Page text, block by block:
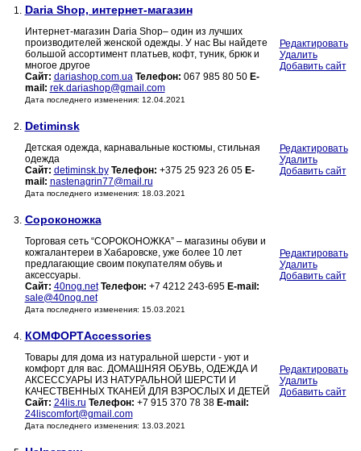
1. Daria Shop, интернет-магазин
Интернет-магазин Daria Shop– один из лучших
производителей женской одежды. У нас Вы найдете
большой ассортимент платьев, кофт, туник, брюк и
многое другое
Сайт: dariashop.com.ua Телефон: 067 985 80 50 E-
mail: rek.dariashop@gmail.com
Дата последнего изменения: 12.04.2021
Редактировать
Удалить
Добавить сайт
2. Detiminsk
Детская одежда, карнавальные костюмы, стильная
одежда
Сайт: detiminsk.by Телефон: +375 25 923 26 05 E-
mail: nastenagrin77@mail.ru
Дата последнего изменения: 18.03.2021
Редактировать
Удалить
Добавить сайт
3. Сороконожка
Торговая сеть “СОРОКОНОЖКА” – магазины обуви и
кожгалантереи в Хабаровске, уже более 10 лет
предлагающие своим покупателям обувь и
аксессуары.
Сайт: 40nog.net Телефон: +7 4212 243-695 E-mail:
sale@40nog.net
Дата последнего изменения: 15.03.2021
Редактировать
Удалить
Добавить сайт
4. КОМФОРТAccessories
Товары для дома из натуральной шерсти - уют и
комфорт для вас. ДОМАШНЯЯ ОБУВЬ, ОДЕЖДА И
АКСЕССУАРЫ ИЗ НАТУРАЛЬНОЙ ШЕРСТИ И
КАЧЕСТВЕННЫХ ТКАНЕЙ ДЛЯ ВЗРОСЛЫХ И ДЕТЕЙ
Сайт: 24lis.ru Телефон: +7 915 370 78 38 E-mail:
24liscomfort@gmail.com
Дата последнего изменения: 13.03.2021
Редактировать
Удалить
Добавить сайт